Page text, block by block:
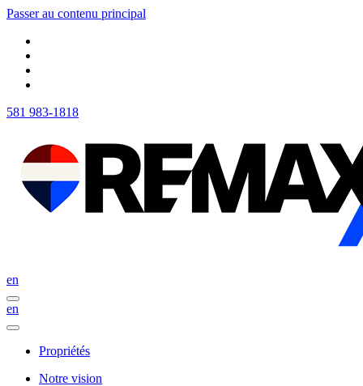
Passer au contenu principal
581 983-1818
en
en
Propriétés
Notre vision